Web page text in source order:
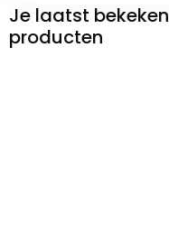
Je laatst bekeken
producten